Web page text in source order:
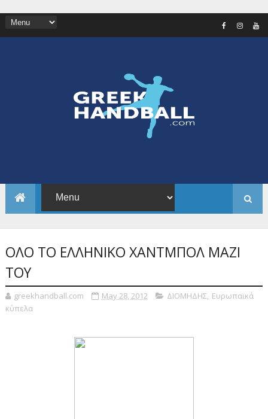
ΟΛΟ ΤΟ ΕΛΛΗΝΙΚΟ ΧΑΝΤΜΠΟΛ ΜΑΖΙ
ΤΟΥ
greekhandball.com May 28, 2012 ΔΙΟΜΗΔΗΣ, Ευρωπαϊκά
κύπελα